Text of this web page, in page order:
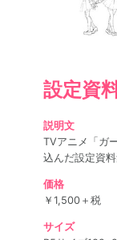
設定資
説明文
TVアニメ「ガ
込んだ設定資料
価格
￥1,500＋税
サイズ